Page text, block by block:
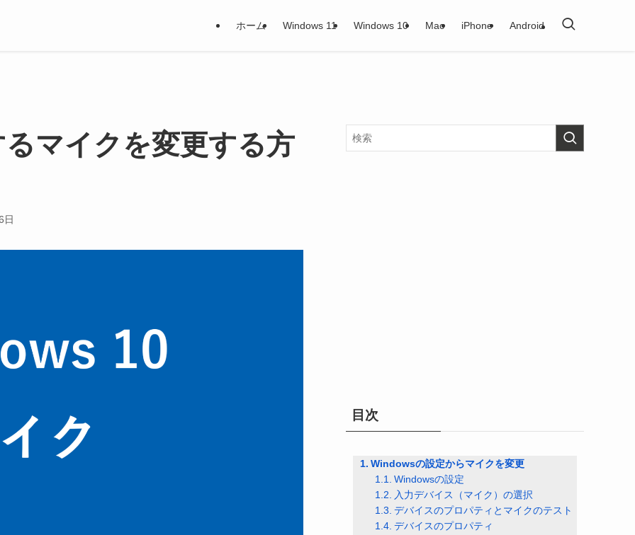
ホーム Windows 11 Windows 10 Mac iPhone Android
マイクを変更する方
日
目次
Windowsの設定からマイクを変更
Windowsの設定
入力デバイス（マイク）の選択
デバイスのプロパティとマイクのテスト
デバイスのプロパティ